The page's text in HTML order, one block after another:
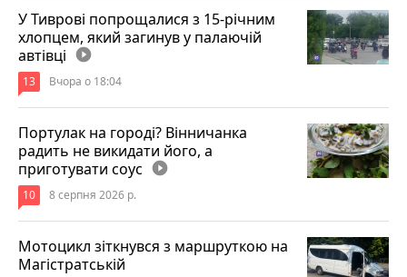
У Тиврові попрощалися з 15-річним
хлопцем, який загинув у палаючій
автівці play_circle_filled
13 Вчора о 18:04
Портулак на городі? Вінничанка
радить не викидати його, а
приготувати соус play_circle_filled
10 8 серпня 2026 р.
Мотоцикл зіткнувся з маршруткою на
Магістратській